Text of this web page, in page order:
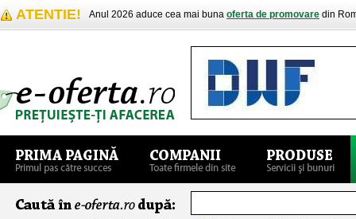
ATENTIE! Anul 2026 aduce cea mai buna oferta de promovare din